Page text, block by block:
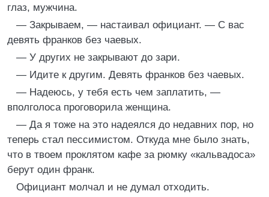
глаз, мужчина.
— Закрываем, — настаивал официант. — С вас
девять франков без чаевых.
— У других не закрывают до зари.
— Идите к другим. Девять франков без чаевых.
— Надеюсь, у тебя есть чем заплатить, —
вполголоса проговорила женщина.
— Да я тоже на это надеялся до недавних пор, но
теперь стал пессимистом. Откуда мне было знать,
что в твоем проклятом кафе за рюмку «кальвадоса»
берут один франк.
Официант молчал и не думал отходить.